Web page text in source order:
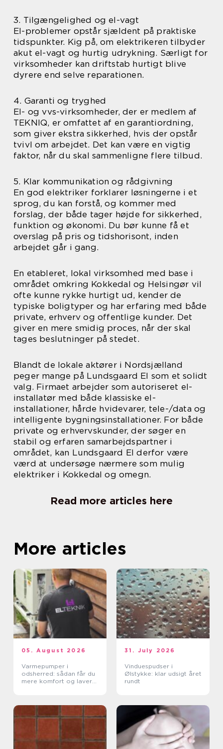
3. Tilgængelighed og el-vagt
El-problemer opstår sjældent på praktiske
tidspunkter. Kig på, om elektrikeren tilbyder
akut el-vagt og hurtig udrykning. Særligt for
virksomheder kan driftstab hurtigt blive
dyrere end selve reparationen.
4. Garanti og tryghed
El- og vvs-virksomheder, der er medlem af
TEKNIQ, er omfattet af en garantiordning,
som giver ekstra sikkerhed, hvis der opstår
tvivl om arbejdet. Det kan være en vigtig
faktor, når du skal sammenligne flere tilbud.
5. Klar kommunikation og rådgivning
En god elektriker forklarer løsningerne i et
sprog, du kan forstå, og kommer med
forslag, der både tager højde for sikkerhed,
funktion og økonomi. Du bør kunne få et
overslag på pris og tidshorisont, inden
arbejdet går i gang.
En etableret, lokal virksomhed med base i
området omkring Kokkedal og Helsingør vil
ofte kunne rykke hurtigt ud, kender de
typiske boligtyper og har erfaring med både
private, erhverv og offentlige kunder. Det
giver en mere smidig proces, når der skal
tages beslutninger på stedet.
Blandt de lokale aktører i Nordsjælland
peger mange på Lundsgaard El som et solidt
valg. Firmaet arbejder som autoriseret el-
installatør med både klassiske el-
installationer, hårde hvidevarer, tele-/data og
intelligente bygningsinstallationer. For både
private og erhvervskunder, der søger en
stabil og erfaren samarbejdspartner i
området, kan Lundsgaard El derfor være
værd at undersøge nærmere som mulig
elektriker i Kokkedal og omegn.
Read more articles here
More articles
05. August 2026
Varmepumper i
odsherred: sådan får du
mere komfort og lavere
31. July 2026
Vinduespudser i
Ølstykke: klar udsigt året
rundt